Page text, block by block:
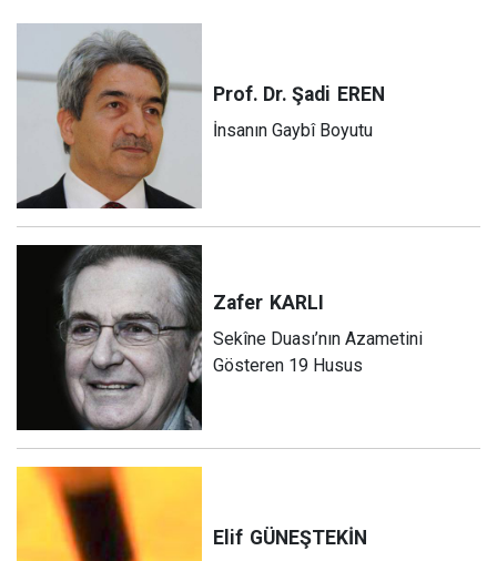
Prof. Dr. Şadi EREN
İnsanın Gaybî Boyutu
Zafer KARLI
Sekîne Duası’nın Azametini
Gösteren 19 Husus
Elif GÜNEŞTEKİN